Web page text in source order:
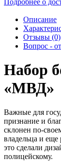
Подробнее о
Описание
Отзывы (0)
Вопрос -
Набор
«МВД»
Важные для
признание и
склонен по-
владельца и еще
это сделали
полицейскому.